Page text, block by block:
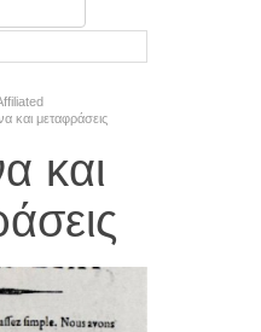
και μεταφράσεις
και